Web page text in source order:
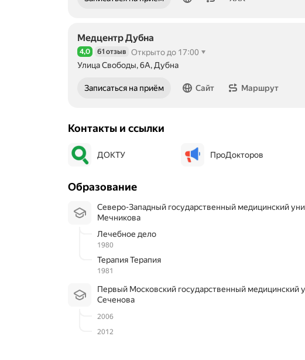
Медцентр Дубна
Рейтинг 4,0 из 5
4,0 61 отзыв
Открыто до 17:00
Улица Свободы, 6А, Дубна
Записаться на приём Сайт Маршрут
Контакты и ссылки
ДОКТУ ПроДокторов
Образование
Северо-Западный государственный медицинский университет им. И.И.
Мечникова
Лечебное дело
1980
Терапия Терапия
1981
Первый Московский государственный медицинский университет им. И.М.
Сеченова
2006
2012